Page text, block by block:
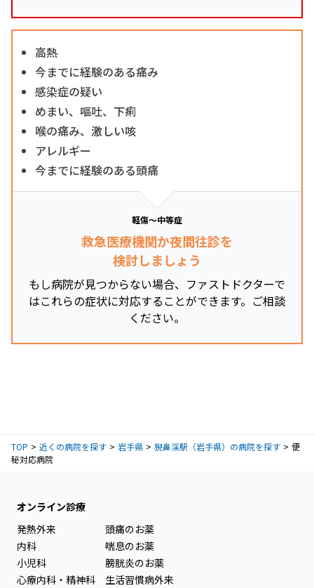
高熱
今までに経験のある痛み
感染症の疑い
めまい、嘔吐、下痢
喉の痛み、激しい咳
アレルギー
今までに経験のある頭痛
軽傷～中等症
救急医療機関か夜間往診を
検討しましょう
もし病院が見つからない場合、ファストドクターで
はこれらの症状に対応することができます。ご相談
ください。
TOP 近くの病院を探す 岩手県 猊鼻渓駅（岩手県）の病院を探す
便
秘対応病院
オンライン診療
発熱外来
内科
小児科
心療内科・精神科
頭痛のお薬
喘息のお薬
膀胱炎のお薬
生活習慣病外来